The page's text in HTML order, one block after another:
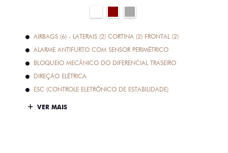
AIRBAGS (6) - LATERAIS (2) CORTINA (2) FRONTAL (2)
ALARME ANTIFURTO COM SENSOR PERIMÉTRICO
BLOQUEIO MECÂNICO DO DIFERENCIAL TRASEIRO
DIREÇÃO ELÉTRICA
ESC (CONTROLE ELETRÔNICO DE ESTABILIDADE)
VER MAIS